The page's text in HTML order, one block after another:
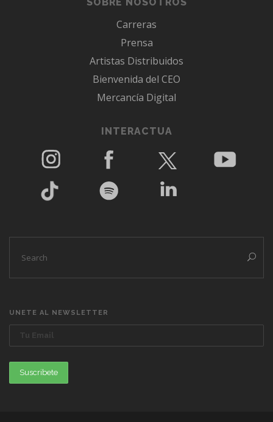
Carreras
Prensa
Artistas Distribuidos
Bienvenida del CEO
Mercancía Digital
INTERACTUA
UNETE AL NEWSLETTER